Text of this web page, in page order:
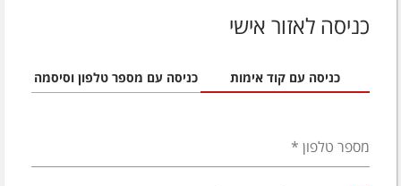
כניסה לאזור אישי
כניסה עם קוד אימות כניסה עם מספר טלפון וסיסמה
מספר טלפון *